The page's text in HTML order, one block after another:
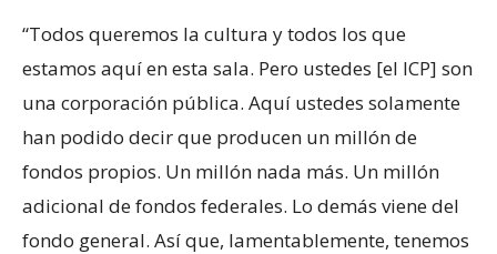
“Todos queremos la cultura y todos los que
estamos aquí en esta sala. Pero ustedes [el ICP] son
una corporación pública. Aquí ustedes solamente
han podido decir que producen un millón de
fondos propios. Un millón nada más. Un millón
adicional de fondos federales. Lo demás viene del
fondo general. Así que, lamentablemente, tenemos